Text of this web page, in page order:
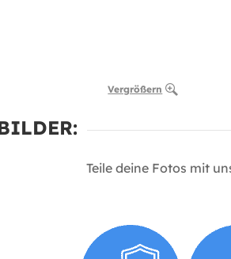
Vergrößern
Teile deine Fotos mit